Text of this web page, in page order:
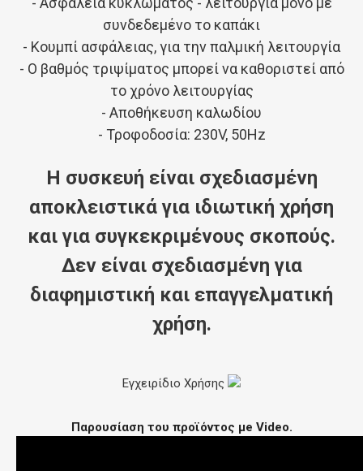
συνδεδεμένο το καπάκι
- Κουμπί ασφάλειας, για την παλμική λειτουργία
- Ο βαθμός τριψίματος μπορεί να καθοριστεί από
το χρόνο λειτουργίας
- Αποθήκευση καλωδίου
- Τροφοδοσία: 230V, 50Hz
Η συσκευή είναι σχεδιασμένη
αποκλειστικά για ιδιωτική χρήση
και για συγκεκριμένους σκοπούς.
Δεν είναι σχεδιασμένη για
διαφημιστική και επαγγελματική
χρήση.
Εγχειρίδιο Χρήσης
Παρουσίαση του προϊόντος µe Video.